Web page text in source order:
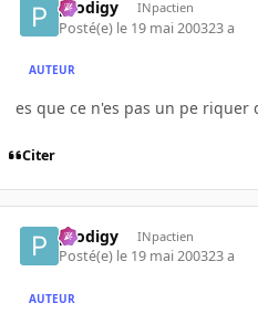
prodigy INpactien
Posté(e) le 19 mai 200323 a
AUTEUR
es que ce n'es pas un pe riquer
Citer
prodigy INpactien
Posté(e) le 19 mai 200323 a
AUTEUR